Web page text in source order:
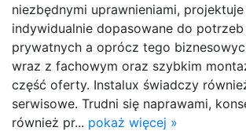
niezbędnymi uprawnieniami,
indywidualnie dopasowane do
prywatnych a oprócz tego
wraz z fachowym oraz szybkim
część oferty. Instalux świadczy
serwisowe. Trudni się naprawami,
również pr... pokaż więcej »